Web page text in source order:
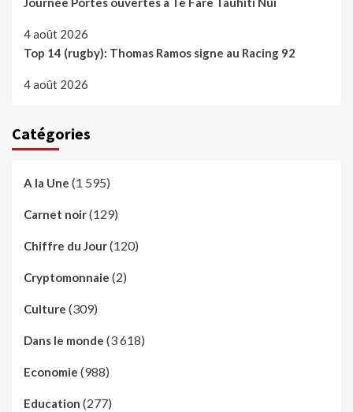
4 août 2026
Top 14 (rugby): Thomas Ramos signe au Racing 92
4 août 2026
Catégories
A la Une (1 595)
Carnet noir(129)
Chiffre du Jour(120)
Cryptomonnaie (2)
Culture (309)
Dans le monde (3 618)
Economie (988)
Education (277)